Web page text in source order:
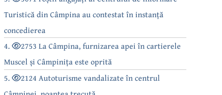
Turistică din Câmpina au contestat în instanță
concedierea
4.
2753 La Câmpina, furnizarea apei în cartierele
Muscel și Câmpinița este oprită
5.
2124 Autoturisme vandalizate în centrul